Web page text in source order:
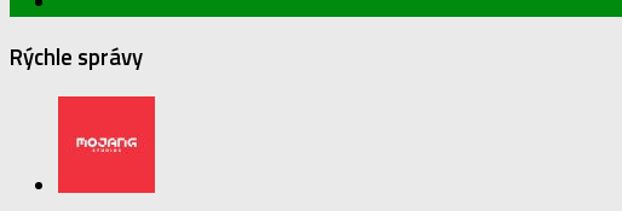
Rýchle správy